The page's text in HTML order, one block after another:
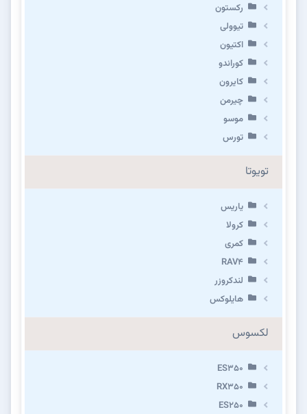
رکستون
تیوولی
اکتیون
کوراندو
کایرون
چیرمن
موسو
تورس
تویوتا
یاریس
کرولا
کمری
RAV4
لندکروزر
هایلوکس
لکسوس
ES350
RX350
ES250